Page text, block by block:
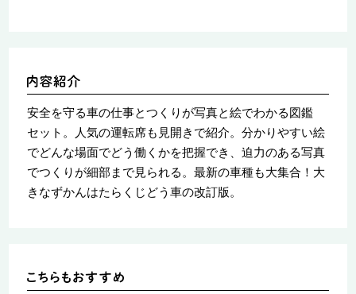
安全を守る車の仕事とつくりが写真と絵でわかる図鑑
セット。人気の運転席も見開きで紹介。分かりやすい絵
でどんな場面でどう働くかを把握でき、迫力のある写真
でつくりが細部まで見られる。最新の車種も大集合！大
きなずかんはたらくじどう車の改訂版。